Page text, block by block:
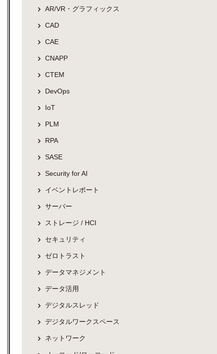
AR/VR・グラフィックス
CAD
CAE
CNAPP
CTEM
DevOps
IoT
PLM
RPA
SASE
Security for AI
イベントレポート
サーバー
ストレージ / HCI
セキュリティ
ゼロトラスト
データマネジメント
データ活用
デジタルスレッド
デジタルワークスペース
ネットワーク